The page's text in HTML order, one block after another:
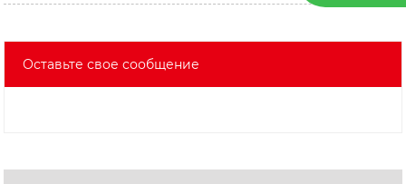
Оставьте свое сообщение